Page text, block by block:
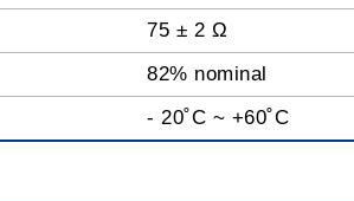
75 ± 2 Ω
82% nominal
- 20˚C ~ +60˚C